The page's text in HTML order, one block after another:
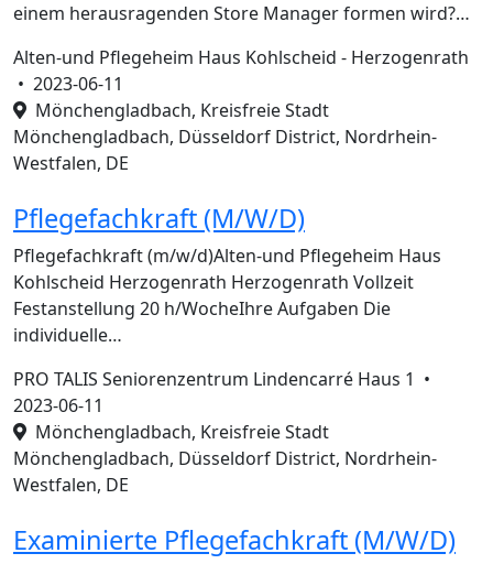
einem herausragenden Store Manager formen wird?…
Alten-und Pflegeheim Haus Kohlscheid - Herzogenrath
• 2023-06-11
Mönchengladbach, Kreisfreie Stadt
Mönchengladbach, Düsseldorf District, Nordrhein-
Westfalen, DE
Pflegefachkraft (M/W/D)
Pflegefachkraft (m/w/d)Alten-und Pflegeheim Haus
Kohlscheid Herzogenrath Herzogenrath Vollzeit
Festanstellung 20 h/WocheIhre Aufgaben Die
individuelle…
PRO TALIS Seniorenzentrum Lindencarré Haus 1 •
2023-06-11
Mönchengladbach, Kreisfreie Stadt
Mönchengladbach, Düsseldorf District, Nordrhein-
Westfalen, DE
Examinierte Pflegefachkraft (M/W/D)